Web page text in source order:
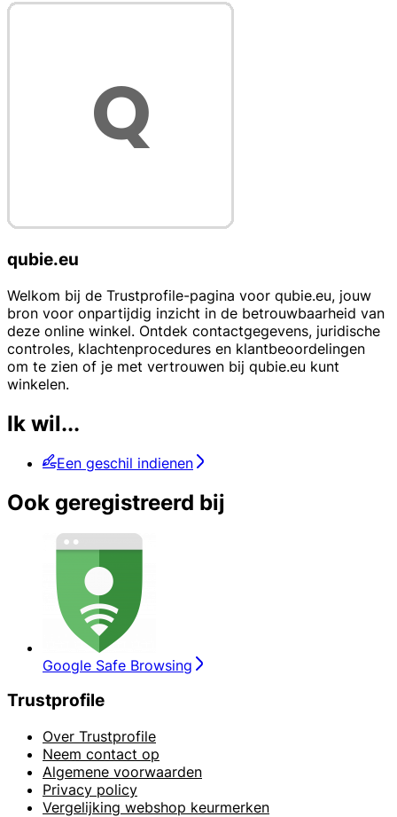
qubie.eu
Welkom bij de Trustprofile-pagina voor qubie.eu, jouw
bron voor onpartijdig inzicht in de betrouwbaarheid van
deze online winkel. Ontdek contactgegevens, juridische
controles, klachtenprocedures en klantbeoordelingen
om te zien of je met vertrouwen bij qubie.eu kunt
winkelen.
Ik wil...
Een geschil indienen
Ook geregistreerd bij
Google Safe Browsing
Trustprofile
Over Trustprofile
Neem contact op
Algemene voorwaarden
Privacy policy
Vergelijking webshop keurmerken